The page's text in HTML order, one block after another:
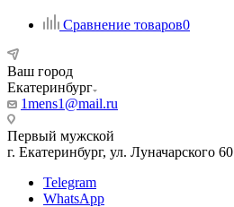
Сравнение товаров0
Ваш город
Екатеринбург
1mens1@mail.ru
Первый мужской
г. Екатеринбург, ул. Луначарского 60
Telegram
WhatsApp